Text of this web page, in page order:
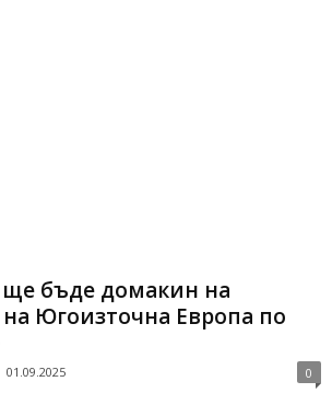
бъде домакин на
Югоизточна Европа по
01.09.2025 0